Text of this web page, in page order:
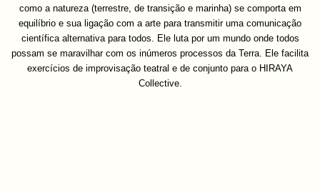
como a natureza (terrestre, de transição e marinha) se comporta em
equilíbrio e sua ligação com a arte para transmitir uma comunicação
científica alternativa para todos. Ele luta por um mundo onde todos
possam se maravilhar com os inúmeros processos da Terra. Ele facilita
exercícios de improvisação teatral e de conjunto para o HIRAYA
Collective.